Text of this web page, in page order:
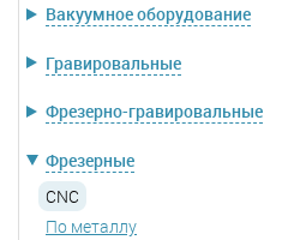
Вакуумное оборудование
Гравировальные
Фрезерно-гравировальные
Фрезерные
CNC
По металлу